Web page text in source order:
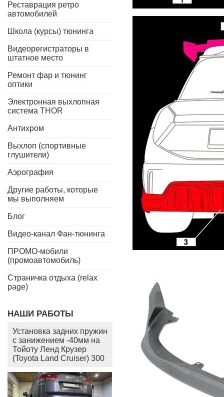
Реставрация ретро
автомобилей
Школа (курсы) тюнинга
Видеорегистраторы в
штатное место
Ремонт фар и тюнинг
оптики
Электронная выхлопная
система THOR
Антихром
Выхлоп (спортивные
глушители)
Аэрография
Другие работы, которые
мы выполняем
Блог
Видео-канал Фан-тюнинга
ПРОМО-мобили
(промоавтомобиль)
Страничка отдыха (relax
page)
НАШИ РАБОТЫ
Установка задних пружин
с занижением -40мм на
Тойоту Ленд Крузер
(Toyota Land Cruiser) 300